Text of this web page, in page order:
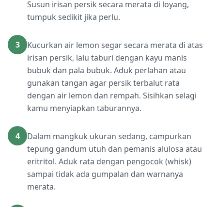
Susun irisan persik secara merata di loyang,
tumpuk sedikit jika perlu.
3
Kucurkan air lemon segar secara merata di atas
irisan persik, lalu taburi dengan kayu manis
bubuk dan pala bubuk. Aduk perlahan atau
gunakan tangan agar persik terbalut rata
dengan air lemon dan rempah. Sisihkan selagi
kamu menyiapkan taburannya.
4
Dalam mangkuk ukuran sedang, campurkan
tepung gandum utuh dan pemanis alulosa atau
eritritol. Aduk rata dengan pengocok (whisk)
sampai tidak ada gumpalan dan warnanya
merata.